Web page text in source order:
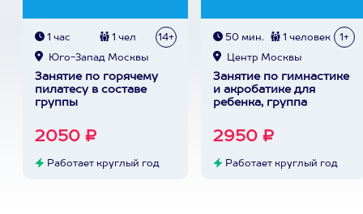
1 час 1 чел 14+
Юго-Запад Москвы
Занятие по горячему
пилатесу в составе
группы
2050 ₽
Работает круглый год
50 мин. 1 человек 1+
Центр Москвы
Занятие по гимнастике
и акробатике для
ребенка, группа
2950 ₽
Работает круглый год